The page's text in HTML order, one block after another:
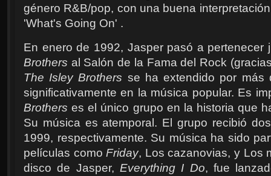
género R&B/pop, con una buena
'What's Going On' .
En enero de 1992, Jasper pasó a
Brothers al Salón de la Fama del Rock
The Isley Brothers se ha extendido por más
significativamente en la música popular. Es
Brothers es el único grupo en la historia que
Su música es atemporal. El grupo recibió
1999, respectivamente. Su música ha sido
películas comoFriday, Los cazanovias, y Los
disco de Jasper, Everything I Do, fue